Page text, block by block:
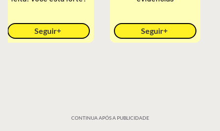
Seguir Seguir
CONTINUA APÓS A PUBLICIDADE